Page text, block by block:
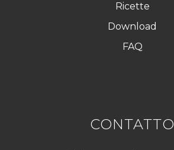
Ricette
Download
FAQ
CONTATTO